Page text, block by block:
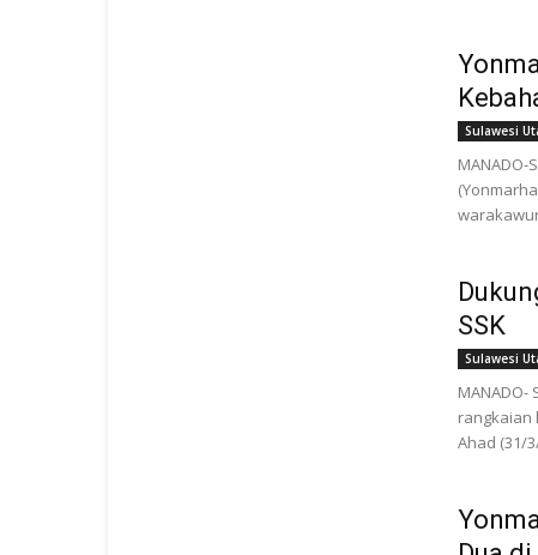
Sulawesi
MANADO-
SSK
Sulawesi
MANADO-
rangkaian
Ahad (31/